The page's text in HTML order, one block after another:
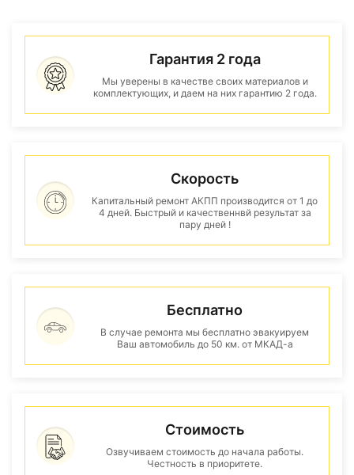
Гарантия 2 года
Мы уверены в качестве своих материалов и
комплектующих, и даем на них гарантию 2 года.
Скорость
Капитальный ремонт АКПП производится от 1 до
4 дней. Быстрый и качественнвй результат за
пару дней !
Бесплатно
В случае ремонта мы бесплатно эвакуируем
Ваш автомобиль до 50 км. от МКАД-а
Стоимость
Озвучиваем стоимость до начала работы.
Честность в приоритете.